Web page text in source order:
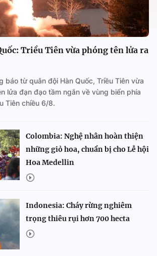
Triều Tiên vừa phóng tên lửa ra
báo từ quân đội Hàn Quốc, Triều Tiên vừa
lửa đạn đạo tầm ngắn về vùng biển phía
Tiên chiều 6/8.
Colombia: Nghệ nhân hoàn thiện
những giỏ hoa, chuẩn bị cho Lễ hội
Hoa Medellin
Indonesia: Cháy rừng nghiêm
trọng thiêu rụi hơn 700 hecta